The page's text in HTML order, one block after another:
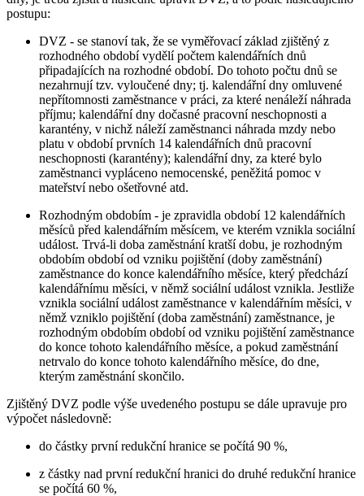
postupu:
DVZ - se stanoví tak, že se vyměřovací základ zjištěný z
rozhodného období vydělí počtem kalendářních dnů
připadajících na rozhodné období. Do tohoto počtu dnů se
nezahrnují tzv. vyloučené dny; tj. kalendářní dny omluvené
nepřítomnosti zaměstnance v práci, za které nenáleží náhrada
příjmu; kalendářní dny dočasné pracovní neschopnosti a
karantény, v nichž náleží zaměstnanci náhrada mzdy nebo
platu v období prvních 14 kalendářních dnů pracovní
neschopnosti (karantény); kalendářní dny, za které bylo
zaměstnanci vypláceno nemocenské, peněžitá pomoc v
mateřství nebo ošetřovné atd.
Rozhodným obdobím - je zpravidla období 12 kalendářních
měsíců před kalendářním měsícem, ve kterém vznikla sociální
událost. Trvá-li doba zaměstnání kratší dobu, je rozhodným
obdobím období od vzniku pojištění (doby zaměstnání)
zaměstnance do konce kalendářního měsíce, který předchází
kalendářnímu měsíci, v němž sociální událost vznikla. Jestliže
vznikla sociální událost zaměstnance v kalendářním měsíci, v
němž vzniklo pojištění (doba zaměstnání) zaměstnance, je
rozhodným obdobím období od vzniku pojištění zaměstnance
do konce tohoto kalendářního měsíce, a pokud zaměstnání
netrvalo do konce tohoto kalendářního měsíce, do dne,
kterým zaměstnání skončilo.
Zjištěný DVZ podle výše uvedeného postupu se dále upravuje pro
výpočet následovně:
do částky první redukční hranice se počítá 90 %,
z částky nad první redukční hranici do druhé redukční hranice
se počítá 60 %,